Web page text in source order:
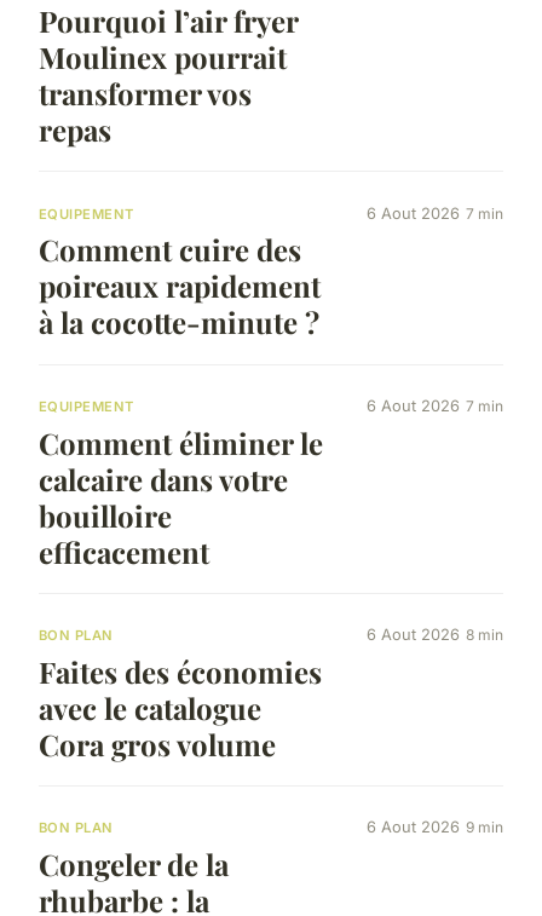
Pourquoi l’air fryer
Moulinex pourrait
transformer vos
repas
EQUIPEMENT
Comment cuire des
poireaux rapidement
à la cocotte-minute ?
6 Aout 2026 7 min
EQUIPEMENT
Comment éliminer le
calcaire dans votre
bouilloire
efficacement
6 Aout 2026 7 min
BON PLAN
Faites des économies
avec le catalogue
Cora gros volume
6 Aout 2026 8 min
BON PLAN
Congeler de la
rhubarbe : la
6 Aout 2026 9 min